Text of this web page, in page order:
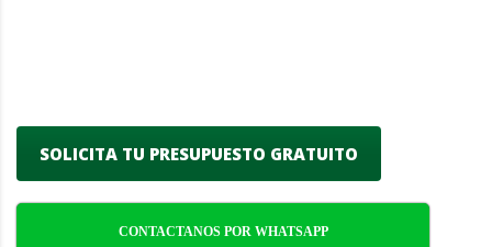
SOLICITA TU PRESUPUESTO GRATUITO
CONTACTANOS POR WHATSAPP